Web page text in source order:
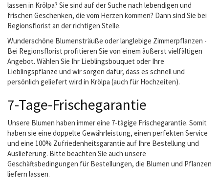
lassen in Krölpa? Sie sind auf der Suche nach lebendigen und
frischen Geschenken, die vom Herzen kommen? Dann sind Sie bei
Regionsflorist an der richtigen Stelle.
Wunderschöne Blumensträuße oder langlebige Zimmerpflanzen -
Bei Regionsflorist profitieren Sie von einem äußerst vielfältigen
Angebot. Wählen Sie Ihr Lieblingsbouquet oder Ihre
Lieblingspflanze und wir sorgen dafür, dass es schnell und
persönlich geliefert wird in Krölpa (auch für Hochzeiten).
7-Tage-Frischegarantie
Unsere Blumen haben immer eine 7-tägige Frischegarantie. Somit
haben sie eine doppelte Gewährleistung, einen perfekten Service
und eine 100% Zufriedenheitsgarantie auf Ihre Bestellung und
Auslieferung. Bitte beachten Sie auch unsere
Geschäftsbedingungen für Bestellungen, die Blumen und Pflanzen
liefern lassen.